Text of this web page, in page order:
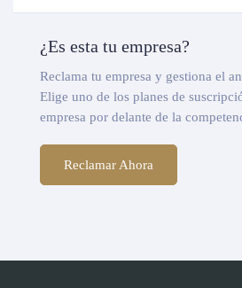
¿Es esta tu empresa?
Reclama tu empresa y gestiona el
Elige uno de los planes de
empresa por delante de la
Reclamar Ahora